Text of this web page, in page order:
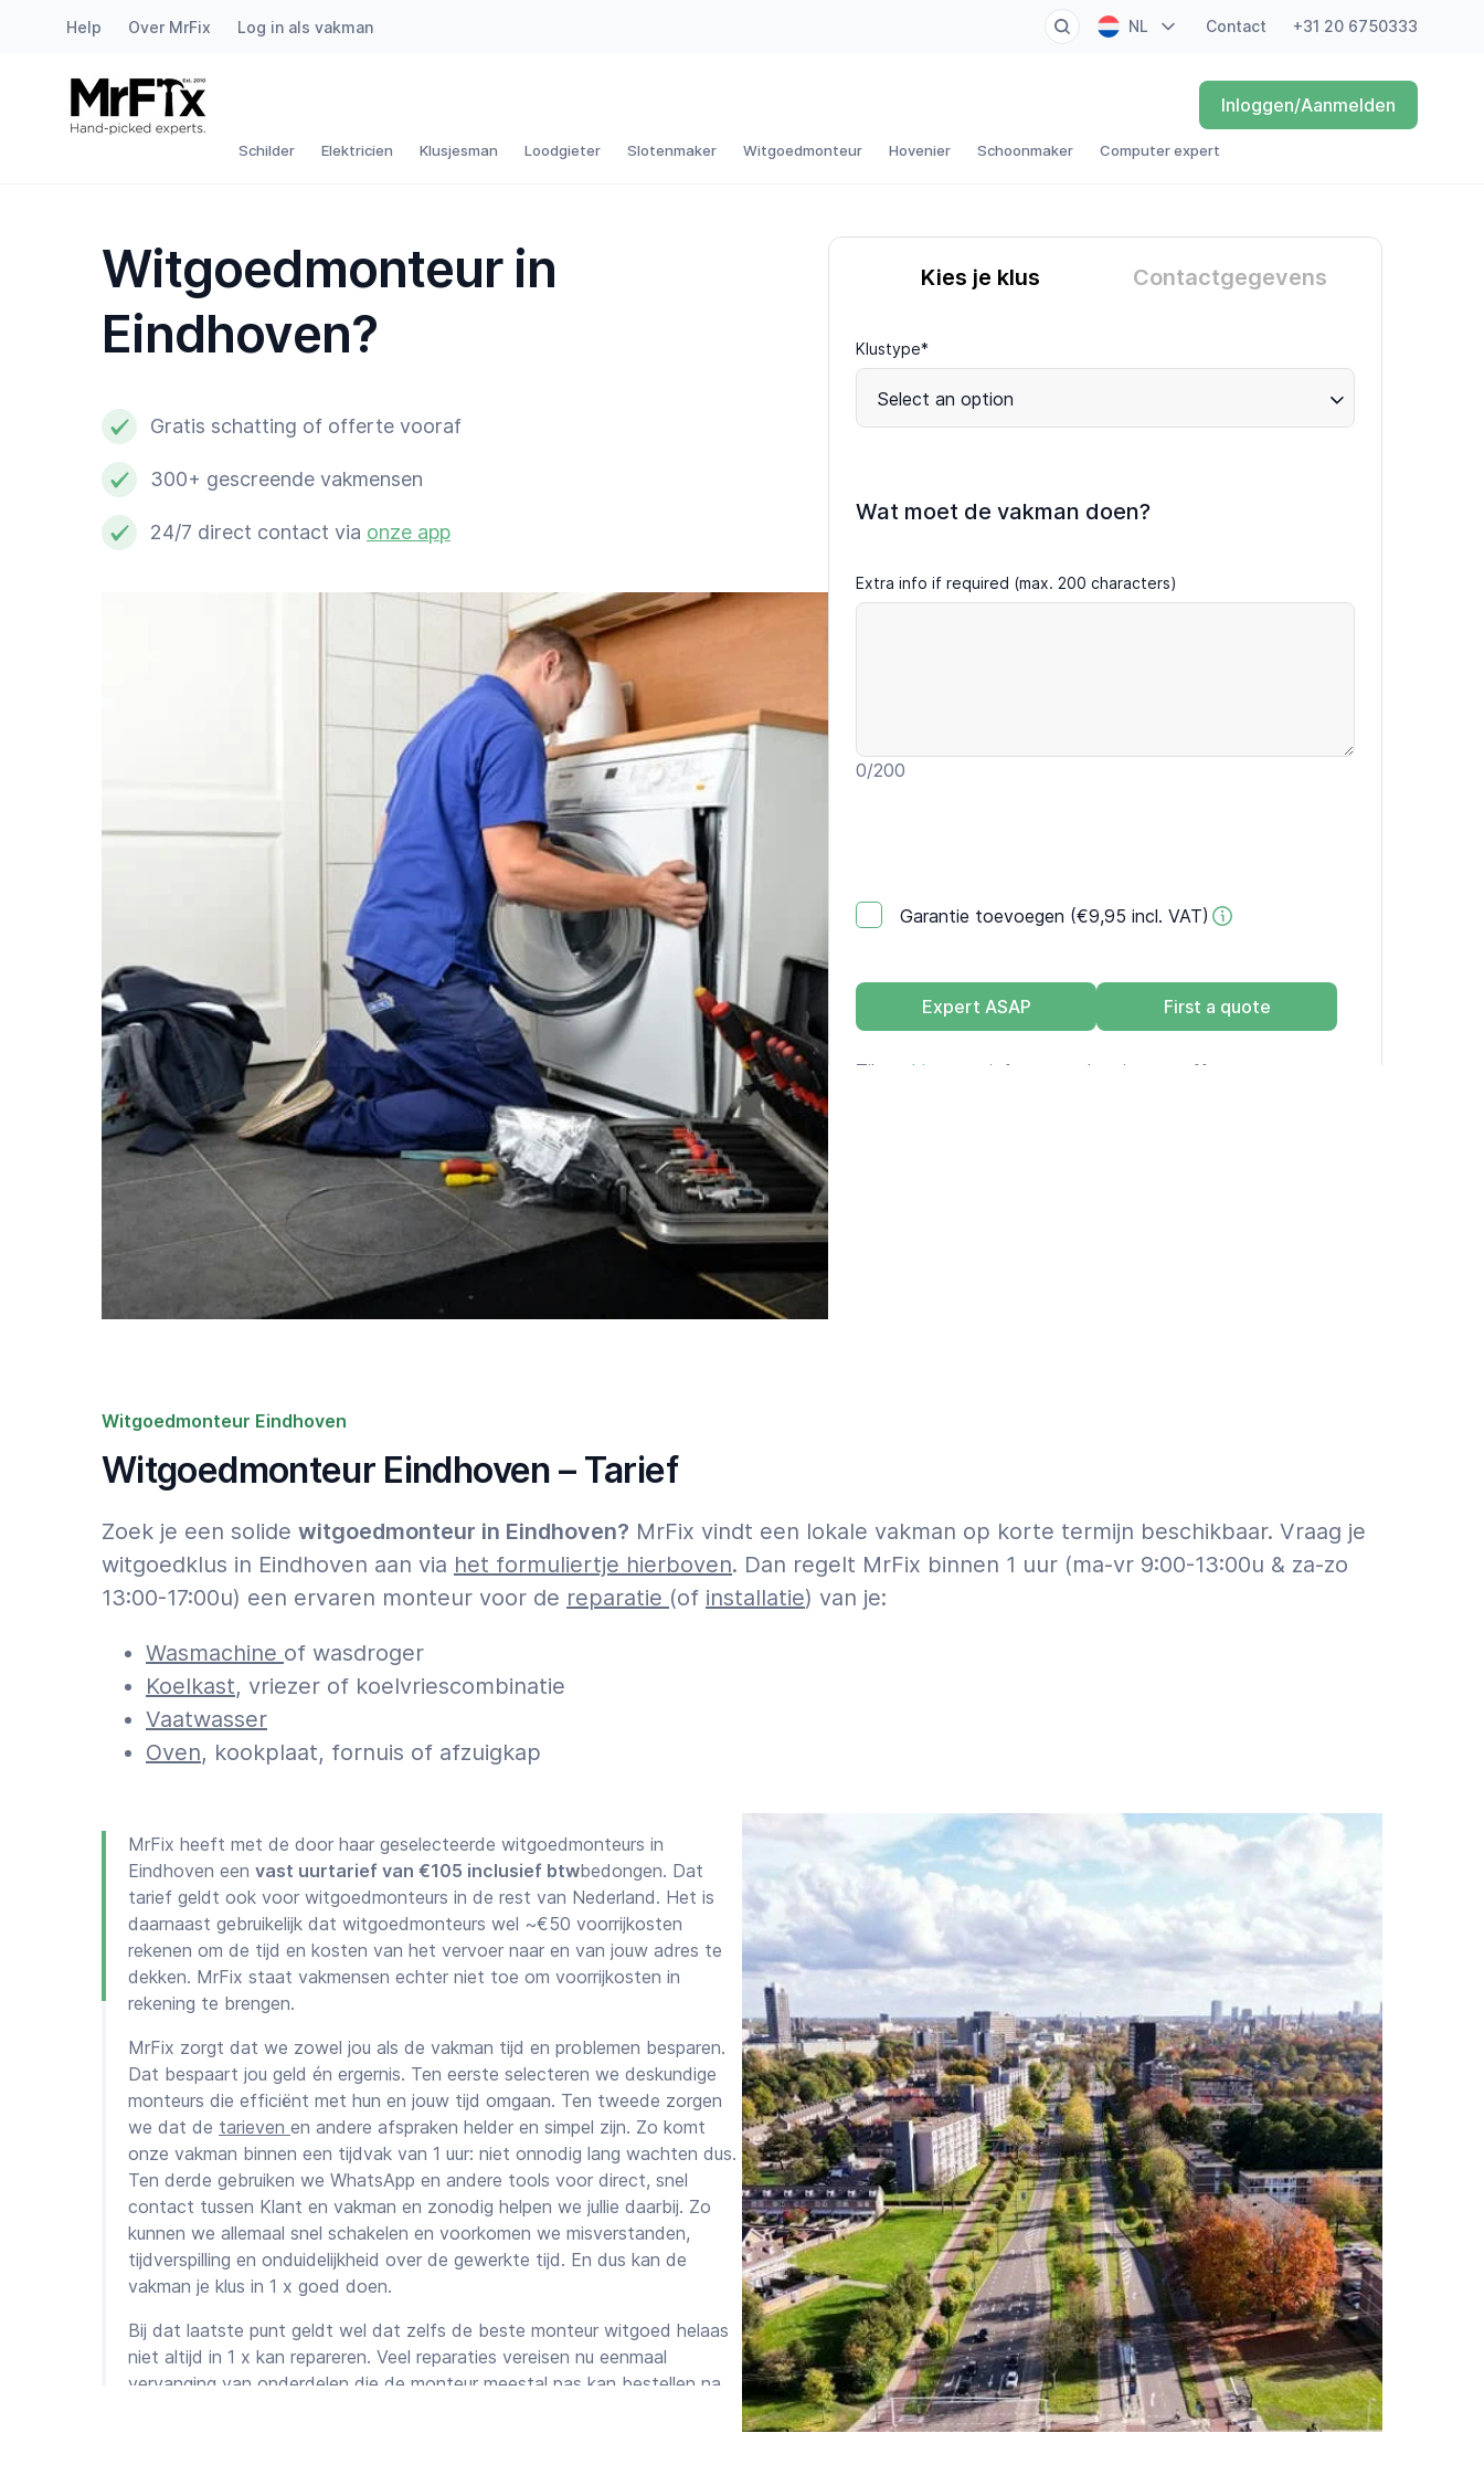
Help Over MrFix Log in als vakman NL Contact +31 20 6750333
Schilder Elektricien Klusjesman Loodgieter Slotenmaker Witgoedmonteur Hovenier Schoonmaker Computer expert
Inloggen/Aanmelden
Schilder
Loodgieter
Slotenmaker
Witgoedmonteur
Hovenier
Schoonmaker
Computer expert
Witgoedmonteur in
Eindhoven?
Gratis schatting of offerte vooraf
300+ gescreende vakmensen
24/7 direct contact via onze app
Kies je klus Contactgegevens
Klustype*
Select an option
Wat moet de vakman doen?
Extra info if required (max. 200 characters)
0/200
Garantie toevoegen (€9,95 incl. VAT)
Expert ASAP First a quote
Tik op hier voor info over schatting vs. offerte.
Witgoedmonteur Eindhoven
Witgoedmonteur Eindhoven – Tarief
Zoek je een solide witgoedmonteur in Eindhoven? MrFix vindt een lokale vakman op korte termijn beschikbaar. Vraag je
witgoedklus in Eindhoven aan via het formuliertje hierboven. Dan regelt MrFix binnen 1 uur (ma-vr 9:00-13:00u & za-zo
13:00-17:00u) een ervaren monteur voor de reparatie (of installatie) van je:
Wasmachine of wasdroger
Koelkast, vriezer of koelvriescombinatie
Vaatwasser
Oven, kookplaat, fornuis of afzuigkap
MrFix heeft met de door haar geselecteerde witgoedmonteurs in
Eindhoven een vast uurtarief van €105 inclusief btwbedongen. Dat
tarief geldt ook voor witgoedmonteurs in de rest van Nederland. Het is
daarnaast gebruikelijk dat witgoedmonteurs wel ~€50 voorrijkosten
rekenen om de tijd en kosten van het vervoer naar en van jouw adres te
dekken. MrFix staat vakmensen echter niet toe om voorrijkosten in
rekening te brengen.
MrFix zorgt dat we zowel jou als de vakman tijd en problemen besparen.
Dat bespaart jou geld én ergernis. Ten eerste selecteren we deskundige
monteurs die efficiënt met hun en jouw tijd omgaan. Ten tweede zorgen
we dat de tarieven en andere afspraken helder en simpel zijn. Zo komt
onze vakman binnen een tijdvak van 1 uur: niet onnodig lang wachten dus.
Ten derde gebruiken we WhatsApp en andere tools voor direct, snel
contact tussen Klant en vakman en zonodig helpen we jullie daarbij. Zo
kunnen we allemaal snel schakelen en voorkomen we misverstanden,
tijdverspilling en onduidelijkheid over de gewerkte tijd. En dus kan de
vakman je klus in 1 x goed doen.
Bij dat laatste punt geldt wel dat zelfs de beste monteur witgoed helaas
niet altijd in 1 x kan repareren. Veel reparaties vereisen nu eenmaal
vervanging van onderdelen die de monteur meestal pas kan bestellen na